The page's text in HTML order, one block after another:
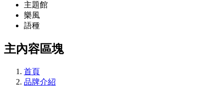
主題館
樂風
語種
主內容區塊
首頁
品牌介紹